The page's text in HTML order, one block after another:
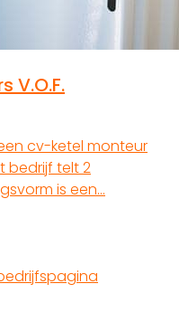
V.O.F.
cv-ketel monteur
bedrijf telt 2
is een…